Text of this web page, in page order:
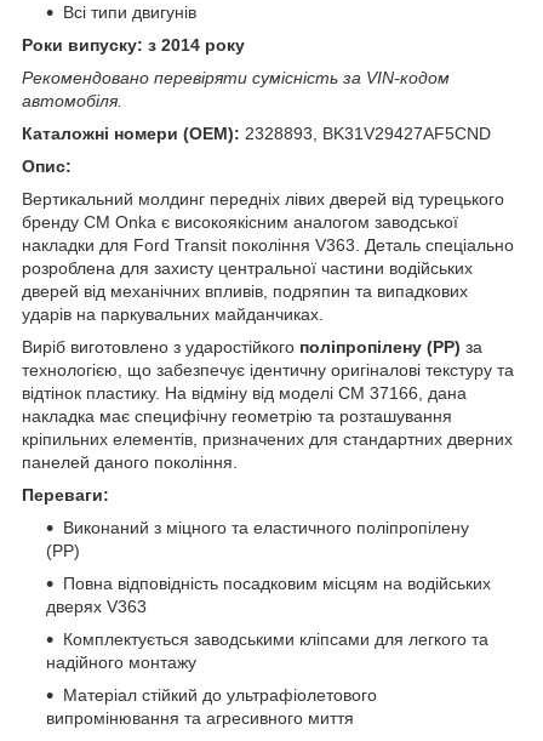
Всі типи двигунів
Роки випуску: з 2014 року
Рекомендовано перевіряти сумісність за VIN-кодом
автомобіля.
Каталожні номери (OEM): 2328893, BK31V29427AF5CND
Опис:
Вертикальний молдинг передніх лівих дверей від турецького
бренду CM Onka є високоякісним аналогом заводської
накладки для Ford Transit покоління V363. Деталь спеціально
розроблена для захисту центральної частини водійських
дверей від механічних впливів, подряпин та випадкових
ударів на паркувальних майданчиках.
Виріб виготовлено з ударостійкого поліпропілену (PP) за
технологією, що забезпечує ідентичну оригіналові текстуру та
відтінок пластику. На відміну від моделі CM 37166, дана
накладка має специфічну геометрію та розташування
кріпильних елементів, призначених для стандартних дверних
панелей даного покоління.
Переваги:
Виконаний з міцного та еластичного поліпропілену
(PP)
Повна відповідність посадковим місцям на водійських
дверях V363
Комплектується заводськими кліпсами для легкого та
надійного монтажу
Матеріал стійкий до ультрафіолетового
випромінювання та агресивного миття